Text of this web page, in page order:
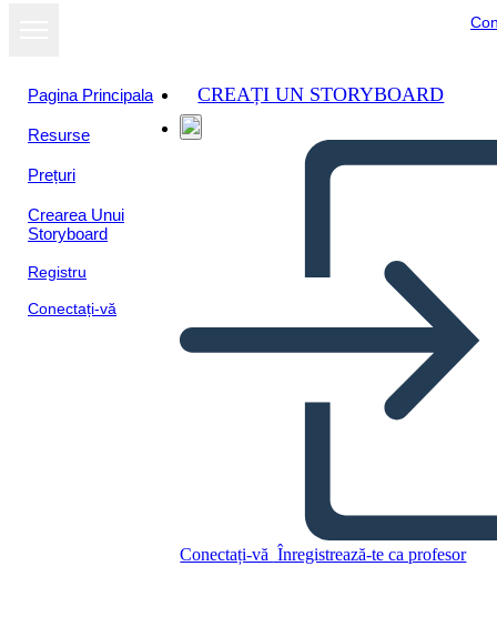
Pagina Principala
Resurse
Prețuri
Crearea Unui
Storyboard
Registru
Conectați-vă
CREAȚI UN STORYBOARD
Conectați-vă Înregistrează-te ca profesor
Tabuľka – 4 Stĺpce, 7
Riadkov
Vizualizați ca
prezentare de